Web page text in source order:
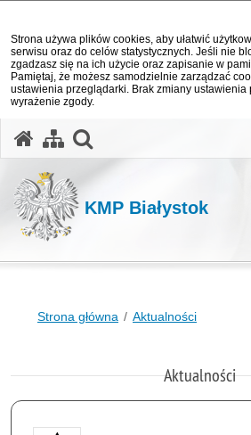
Strona używa plików cookies, aby ułatwić
serwisu oraz do celów statystycznych. Jeśli nie
zgadzasz się na ich użycie oraz zapisanie w
Pamiętaj, że możesz samodzielnie zarządzać
ustawienia przeglądarki. Brak zmiany ustawienia
wyrażenie zgody.
KMP Białystok
Strona główna Aktualności
Aktualności